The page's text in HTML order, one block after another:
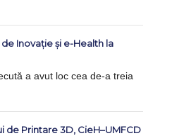
Inovație și e-Health la
a avut loc cea de-a treia
de Printare 3D, CieH–UMFCD